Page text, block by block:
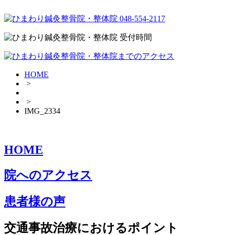
HOME
>
>
IMG_2334
HOME
院へのアクセス
患者様の声
交通事故治療におけるポイント